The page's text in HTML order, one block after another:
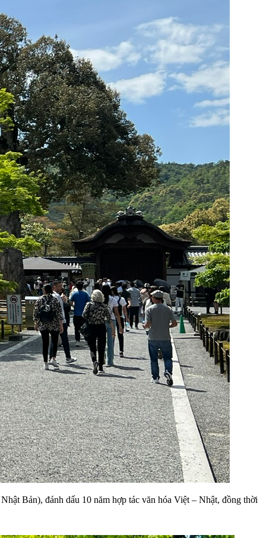
Bản), đánh dấu 10 năm hợp tác văn hóa Việt – Nhật, đồng thời